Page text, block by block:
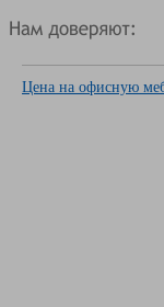
Цена на офисную